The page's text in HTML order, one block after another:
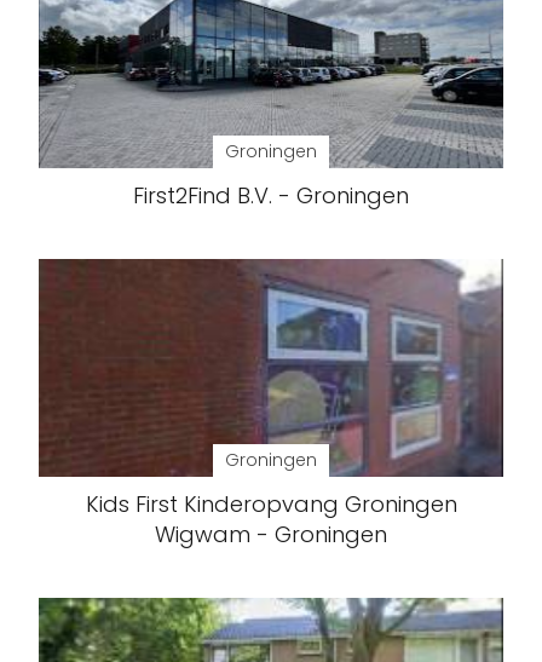
Groningen
First2Find B.V. - Groningen
Groningen
Kids First Kinderopvang Groningen
Wigwam - Groningen